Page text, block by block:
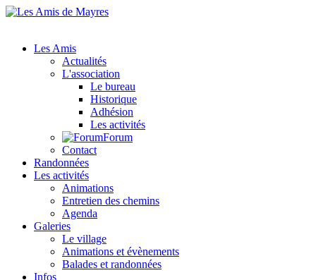
Les Amis
Actualités
L'association
Le bureau
Historique
Adhésion
Les activités
Forum
Contact
Randonnées
Les activités
Animations
Entretien des chemins
Agenda
Galeries
Le village
Animations et évènements
Balades et randonnées
Infos